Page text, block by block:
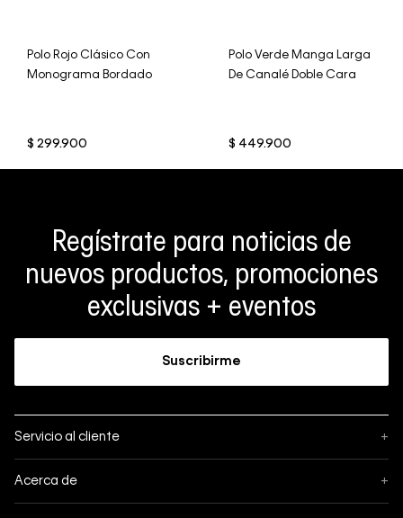
Polo Rojo Clásico Con
Monograma Bordado
$ 299.900
Polo Verde Manga Larga
De Canalé Doble Cara
$ 449.900
Regístrate para noticias de
nuevos productos, promociones
exclusivas + eventos
Suscribirme
Servicio al cliente +
Mis pedidos
Acerca de +